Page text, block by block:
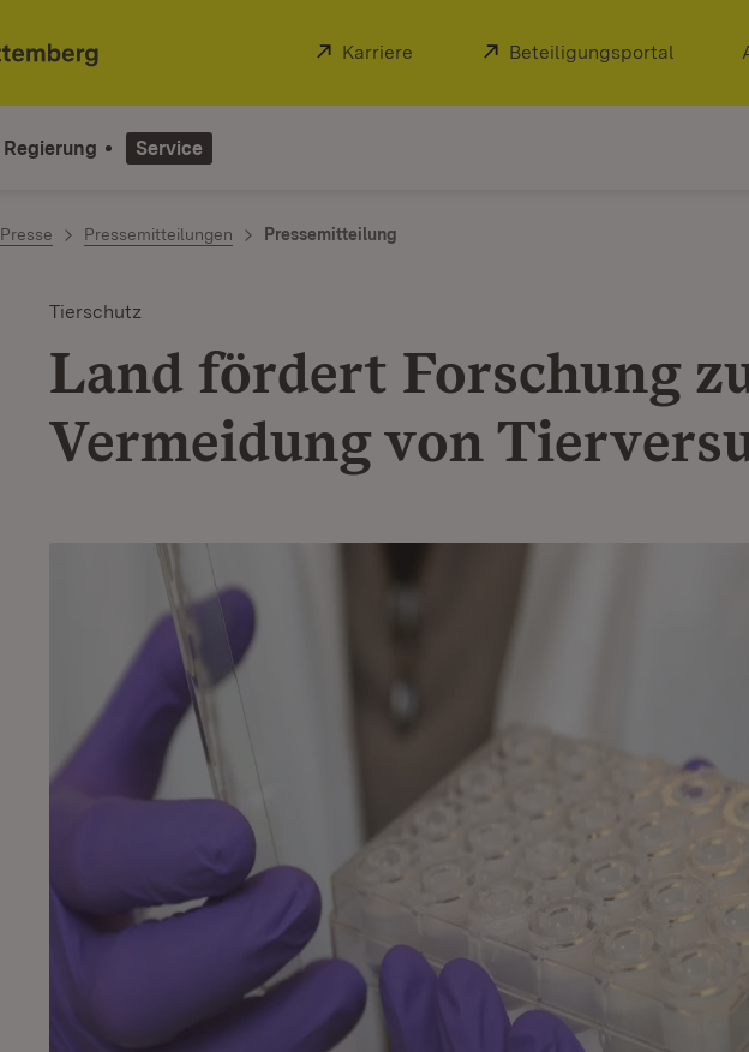
Extern:
Karriere (Öffnet in neuem Fenster)
Extern:
Beteiligungsportal (Öffnet
Regierung Service
Presse Pressemitteilungen Pressemitteilung
Tierschutz
Land fördert Forschung
Vermeidung von